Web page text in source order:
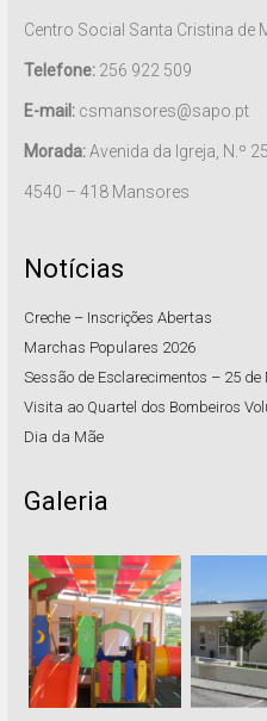
Centro Social Santa Cristina de
Telefone:256 922 509
E-mail:csmansores@sapo.pt
Morada:Avenida da Igreja, N.º 25
4540 – 418 Mansores
Notícias
Creche – Inscrições Abertas
Marchas Populares 2026
Sessão de Esclarecimentos – 25 de
Visita ao Quartel dos Bombeiros
Dia da Mãe
Galeria